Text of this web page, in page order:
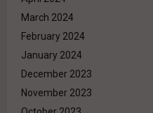
March 2024
February 2024
January 2024
December 2023
November 2023